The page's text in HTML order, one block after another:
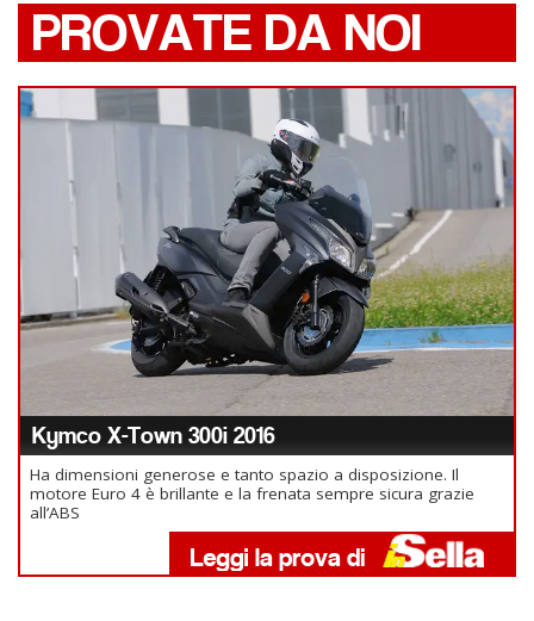
PROVATE DA NOI
Kymco X-Town 300i 2016
Ha dimensioni generose e tanto spazio a disposizione. Il
motore Euro 4 è brillante e la frenata sempre sicura grazie
all’ABS